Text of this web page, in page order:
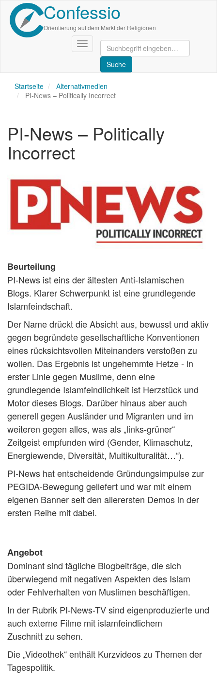
Direkt
zum
Inhalt
Confessio
Orientierung auf dem Markt der Religionen
Navigation
aktivieren/deaktivieren
Startseite
Alternativmedien
PI-News – Politically Incorrect
PI-News – Politically
Incorrect
Beurteilung
PI-News ist eins der ältesten Anti-Islamischen
Blogs. Klarer Schwerpunkt ist eine grundlegende
Islamfeindschaft.
Der Name drückt die Absicht aus, bewusst und aktiv
gegen begründete gesellschaftliche Konventionen
eines rücksichtsvollen Miteinanders verstoßen zu
wollen. Das Ergebnis ist ungehemmte Hetze - in
erster Linie gegen Muslime, denn eine
grundlegende Islamfeindlichkeit ist Herzstück und
Motor dieses Blogs. Darüber hinaus aber auch
generell gegen Ausländer und Migranten und im
weiteren gegen alles, was als „links-grüner“
Zeitgeist empfunden wird (Gender, Klimaschutz,
Energiewende, Diversität, Multikulturalität…“).
PI-News hat entscheidende Gründungsimpulse zur
PEGIDA-Bewegung geliefert und war mit einem
eigenen Banner seit den allerersten Demos in der
ersten Reihe mit dabei.
Angebot
Dominant sind tägliche Blogbeiträge, die sich
überwiegend mit negativen Aspekten des Islam
oder Fehlverhalten von Muslimen beschäftigen.
In der Rubrik PI-News-TV sind eigenproduzierte und
auch externe Filme mit islamfeindlichem
Zuschnitt zu sehen.
Die „Videothek“ enthält Kurzvideos zu Themen der
Tagespolitik.